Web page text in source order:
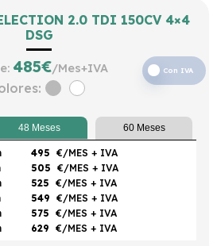
2.0 TDI 150CV 4×4
DSG
485€/Mes+IVA Con IVA
48 Meses 60 Meses
495 €/MES + IVA
505 €/MES + IVA
525 €/MES + IVA
549 €/MES + IVA
575 €/MES + IVA
629 €/MES + IVA